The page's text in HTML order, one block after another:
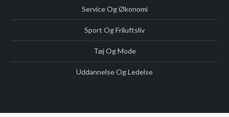
Service Og Økonomi
Sport Og Friluftsliv
Tøj Og Mode
Uddannelse Og Ledelse